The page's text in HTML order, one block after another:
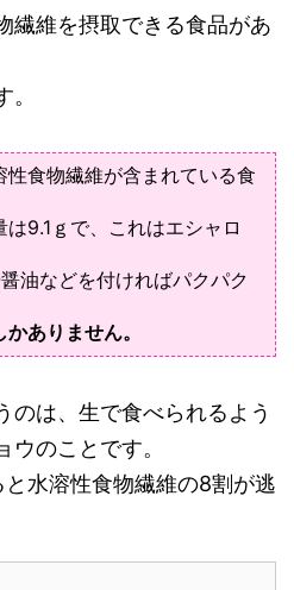
繊維を摂取できる食品があ
食物繊維が含まれている食
9.1ｇで、これはエシャロ
油などを付ければパクパク
ありません。
のは、生で食べられるよう
のことです。
水溶性食物繊維の8割が逃